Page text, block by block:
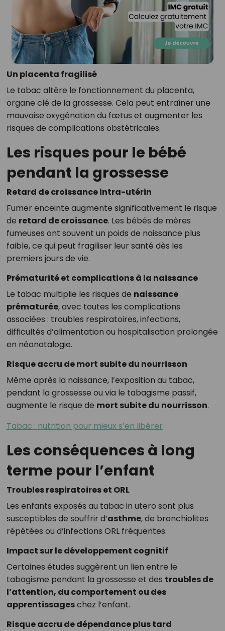
Un placenta fragilisé
Le tabac altère le fonctionnement du placenta,
organe clé de la grossesse. Cela peut entraîner une
mauvaise oxygénation du fœtus et augmenter les
risques de complications obstétricales.
Les risques pour le bébé
pendant la grossesse
Retard de croissance intra-utérin
Fumer enceinte augmente significativement le risque
de retard de croissance. Les bébés de mères
fumeuses ont souvent un poids de naissance plus
faible, ce qui peut fragiliser leur santé dès les
premiers jours de vie.
Prématurité et complications à la naissance
Le tabac multiplie les risques de naissance
prématurée, avec toutes les complications
associées : troubles respiratoires, infections,
difficultés d’alimentation ou hospitalisation prolongée
en néonatalogie.
Risque accru de mort subite du nourrisson
Même après la naissance, l’exposition au tabac,
pendant la grossesse ou via le tabagisme passif,
augmente le risque de mort subite du nourrisson.
Tabac : nutrition pour mieux s’en libérer
Les conséquences à long
terme pour l’enfant
Troubles respiratoires et ORL
Les enfants exposés au tabac in utero sont plus
susceptibles de souffrir d’asthme, de bronchiolites
répétées ou d’infections ORL fréquentes.
Impact sur le développement cognitif
Certaines études suggèrent un lien entre le
tabagisme pendant la grossesse et des troubles de
l’attention, du comportement ou des
apprentissageschez l’enfant.
Risque accru de dépendance plus tard